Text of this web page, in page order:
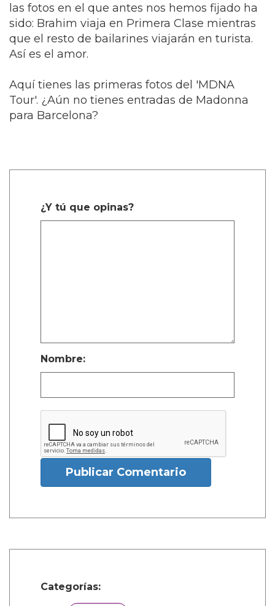
las fotos en el que antes nos hemos fijado ha
sido: Brahim viaja en Primera Clase mientras
que el resto de bailarines viajarán en turista.
Así es el amor.
Aquí tienes las primeras fotos del 'MDNA
Tour'. ¿Aún no tienes entradas de Madonna
para Barcelona?
¿Y tú que opinas?
Nombre:
Publicar Comentario
Categorías: